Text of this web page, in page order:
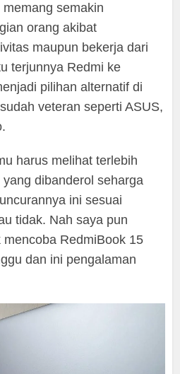
semakin
orang akibat
maupun bekerja dari
terjunnya Redmi ke
pilihan alternatif di
veteran seperti ASUS,
harus melihat terlebih
dibanderol seharga
ini sesuai
tidak. Nah saya pun
RedmiBook 15
dan ini pengalaman